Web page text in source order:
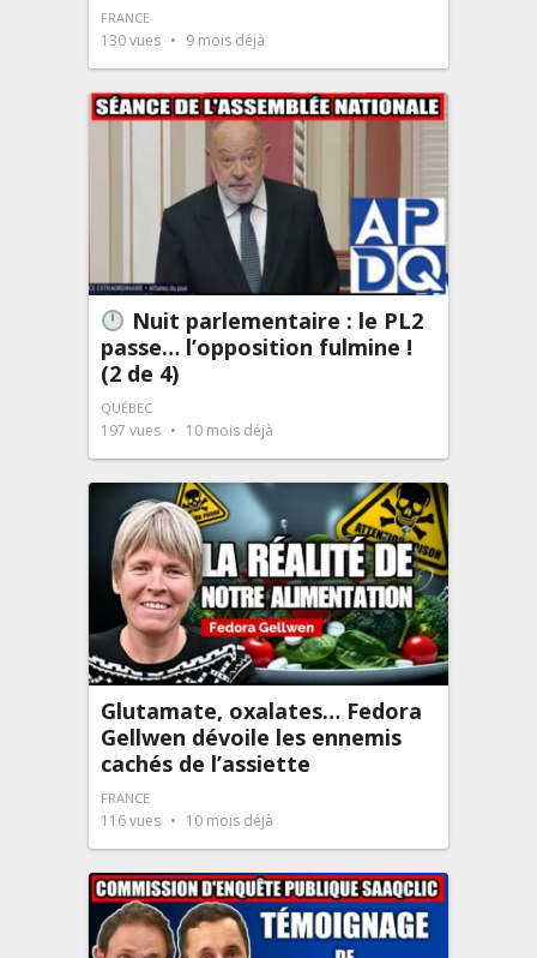
FRANCE
130vues 9 mois déjà
Nuit parlementaire : le PL2
passe… l’opposition fulmine !
(2 de 4)
QUÉBEC
197 vues 10 mois déjà
Glutamate, oxalates… Fedora
Gellwen dévoile les ennemis
cachés de l’assiette
FRANCE
116vues 10 mois déjà